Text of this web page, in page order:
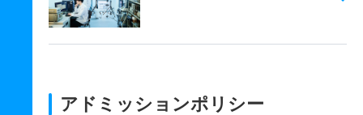
アドミッションポリシー